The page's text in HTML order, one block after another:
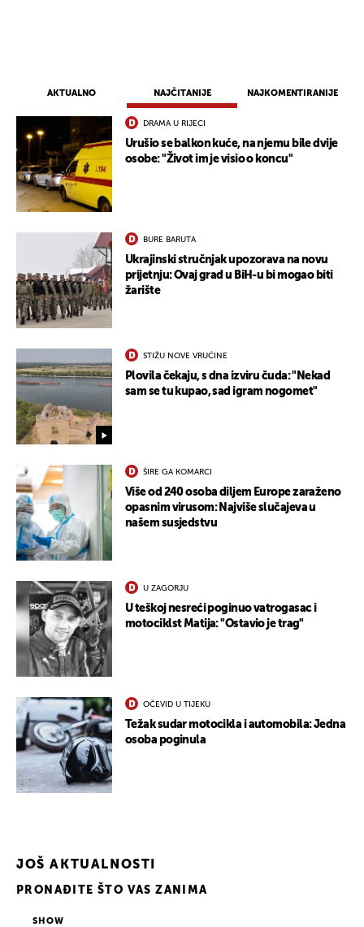
AKTUALNO NAJČITANIJE NAJKOMENTIRANIJE
DRAMA U RIJECI
Urušio se balkon kuće, na njemu bile dvije
osobe: "Život im je visio o koncu"
BURE BARUTA
Ukrajinski stručnjak upozorava na novu
prijetnju: Ovaj grad u BiH-u bi mogao biti
žarište
STIŽU NOVE VRUĆINE
Plovila čekaju, s dna izviru čuda: "Nekad
sam se tu kupao, sad igram nogomet"
ŠIRE GA KOMARCI
Više od 240 osoba diljem Europe zaraženo
opasnim virusom: Najviše slučajeva u
našem susjedstvu
U ZAGORJU
U teškoj nesreći poginuo vatrogasac i
motociklst Matija: "Ostavio je trag"
OČEVID U TIJEKU
Težak sudar motocikla i automobila: Jedna
osoba poginula
JOŠ AKTUALNOSTI
PRONAĐITE ŠTO VAS ZANIMA
SHOW
UKLJUČITE NOTIFIKACIJE